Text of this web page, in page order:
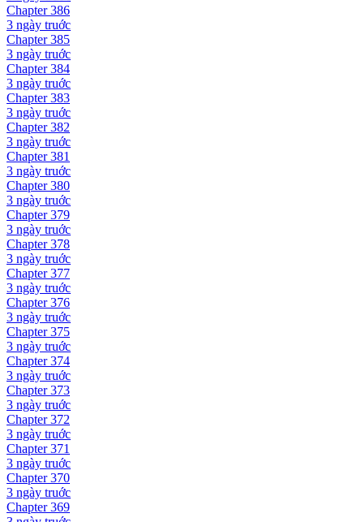
Chapter386
3 ngày truớc
Chapter385
3 ngày truớc
Chapter384
3 ngày truớc
Chapter383
3 ngày truớc
Chapter382
3 ngày truớc
Chapter381
3 ngày truớc
Chapter380
3 ngày truớc
Chapter379
3 ngày truớc
Chapter378
3 ngày truớc
Chapter377
3 ngày truớc
Chapter376
3 ngày truớc
Chapter375
3 ngày truớc
Chapter374
3 ngày truớc
Chapter373
3 ngày truớc
Chapter372
3 ngày truớc
Chapter371
3 ngày truớc
Chapter370
3 ngày truớc
Chapter369